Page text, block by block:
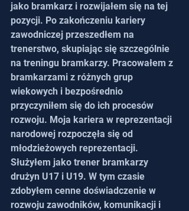
jako bramkarz i rozwijałem się na tej
pozycji. Po zakończeniu kariery
zawodniczej przeszedłem na
trenerstwo, skupiając się szczególnie
na treningu bramkarzy. Pracowałem z
bramkarzami z różnych grup
wiekowych i bezpośrednio
przyczyniłem się do ich procesów
rozwoju. Moja kariera w reprezentacji
narodowej rozpoczęła się od
młodzieżowych reprezentacji.
Służyłem jako trener bramkarzy
drużyn U17 i U19. W tym czasie
zdobyłem cenne doświadczenie w
rozwoju zawodników, komunikacji i